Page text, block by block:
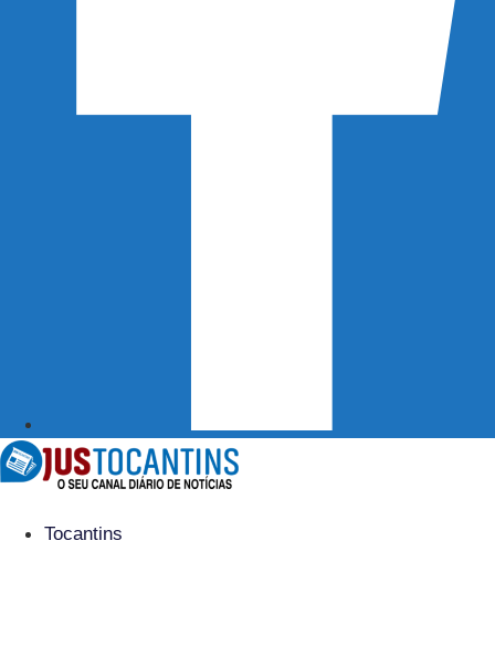
Tocantins